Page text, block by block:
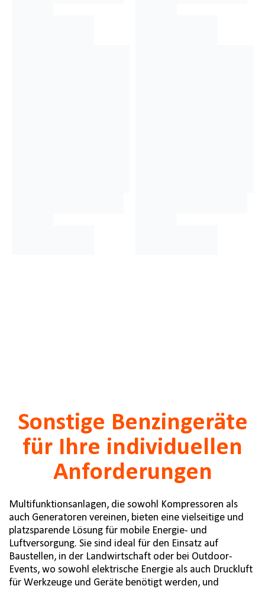
Sonstige Benzingeräte
für Ihre individuellen
Anforderungen
Multifunktionsanlagen, die sowohl Kompressoren als
auch Generatoren vereinen, bieten eine vielseitige und
platzsparende Lösung für mobile Energie- und
Luftversorgung. Sie sind ideal für den Einsatz auf
Baustellen, in der Landwirtschaft oder bei Outdoor-
Events, wo sowohl elektrische Energie als auch Druckluft
für Werkzeuge und Geräte benötigt werden, und